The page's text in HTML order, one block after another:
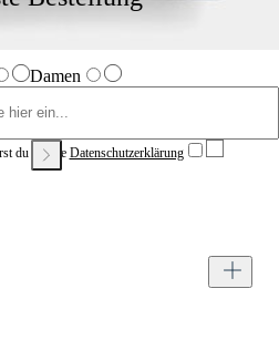
Damen
du unsere Datenschutzerklärung